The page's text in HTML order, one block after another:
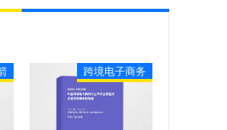
跨境电子商务